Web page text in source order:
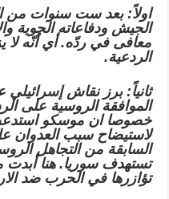
اولاً: بعد ست سنوات من
الجيش ودفاعاته الجوية
معافى في ردّه. أي أنّه لا
الردعية.
ثانياً: برز نقاش
الموافقة الروسية على
خصوصا ان موسكو استدعت
لاستيضاح سبب العدوان
السابقة من التجاهل
تستهدف سوريا. هنا أبدت
تؤازرها في الحرب ضد